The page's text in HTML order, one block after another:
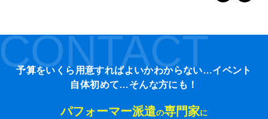
予算をいくら用意すればよいかわからない…イベント
自体初めて…そんな方にも！
パフォーマー派遣の専門家に